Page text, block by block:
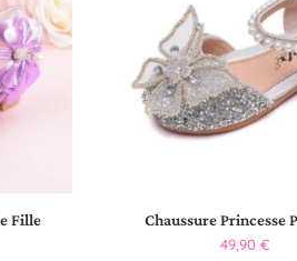
Fille
Chaussure Princesse
49,90 €